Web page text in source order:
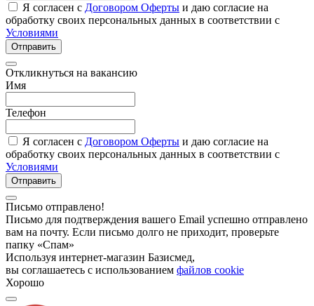
Я согласен с Договором Оферты и даю согласие на
обработку своих персональных данных в соответствии с
Условиями
Отправить
Откликнуться на вакансию
Имя
Телефон
Я согласен с Договором Оферты и даю согласие на
обработку своих персональных данных в соответствии с
Условиями
Отправить
Письмо отправлено!
Письмо для подтверждения вашего Email успешно отправлено
вам на почту. Если письмо долго не приходит, проверьте
папку «Спам»
Используя интернет-магазин Базисмед,
вы соглашаетесь с использованием файлов cookie
Хорошо